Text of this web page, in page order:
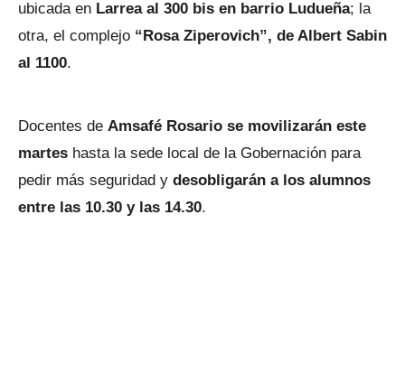
ubicada en Larrea al 300 bis en barrio Ludueña; la
otra, el complejo “Rosa Ziperovich”, de Albert Sabin
al 1100.
Docentes de Amsafé Rosario se movilizarán este
martes hasta la sede local de la Gobernación para
pedir más seguridad y desobligarán a los alumnos
entre las 10.30 y las 14.30.